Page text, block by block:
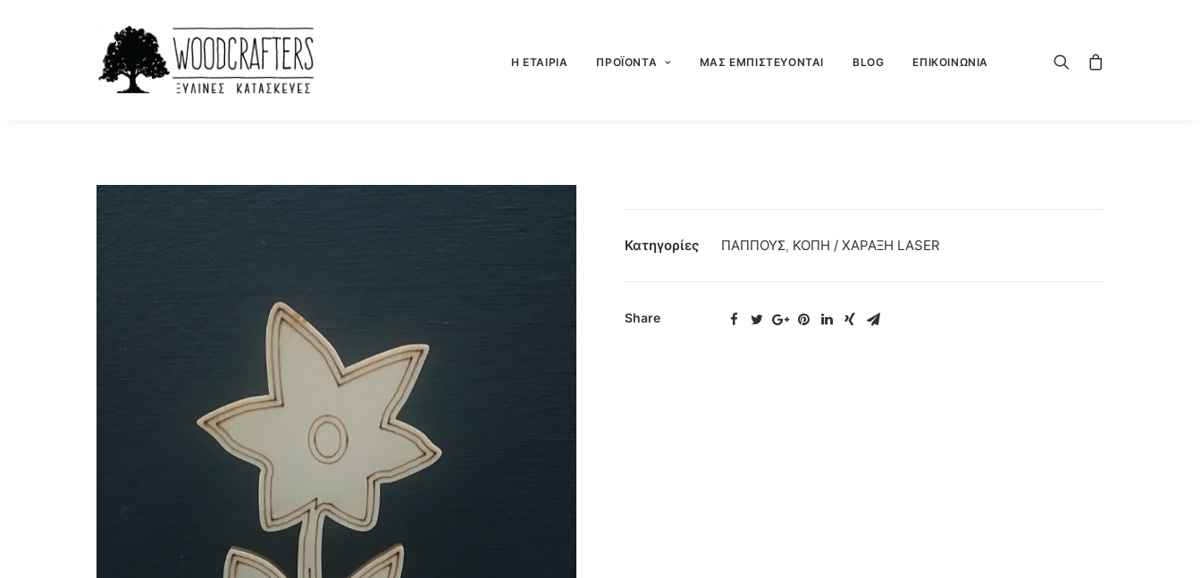
Η ΕΤΑΙΡΙΑ ΠΡΟΪΟΝΤΑ ΜΑΣ ΕΜΠΙΣΤΕΥΟΝΤΑΙ BLOG ΕΠΙΚΟΙΝΩΝΙΑ
Κατηγορίες ΠΑΠΠΟΥΣ, ΚΟΠΗ / ΧΑΡΑΞΗ LASER
Share